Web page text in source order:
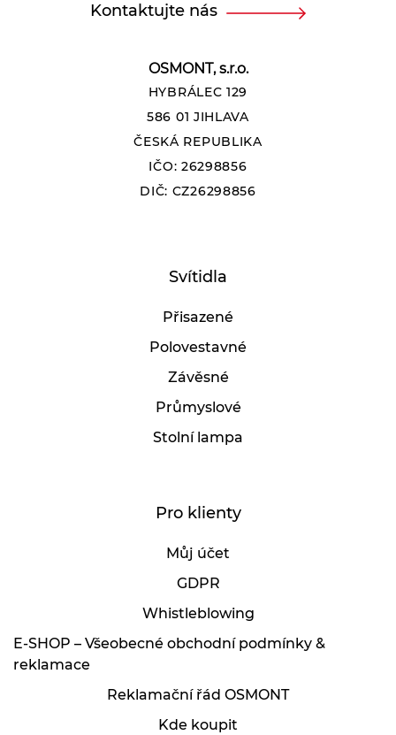
OSMONT, s.r.o.
HYBRÁLEC 129
586 01 JIHLAVA
ČESKÁ REPUBLIKA
IČO: 26298856
DIČ: CZ26298856
Svítidla
Přisazené
Polovestavné
Závěsné
Průmyslové
Stolní lampa
Pro klienty
Můj účet
GDPR
Whistleblowing
E-SHOP – Všeobecné obchodní podmínky &
reklamace
Reklamační řád OSMONT
Kde koupit
Kontaktujte nás